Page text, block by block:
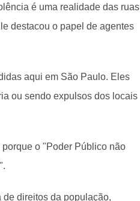
é uma realidade das ruas
destacou o papel de agentes
aqui em São Paulo. Eles
ou sendo expulsos dos locais
o "Poder Público não
direitos da população,